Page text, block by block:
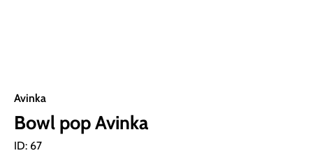
Avinka
Bowl pop Avinka
ID: 67